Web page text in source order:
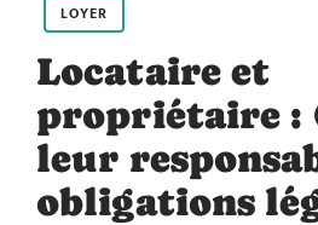
LOYER
Locataire et
propriétaire :
leur
obligations